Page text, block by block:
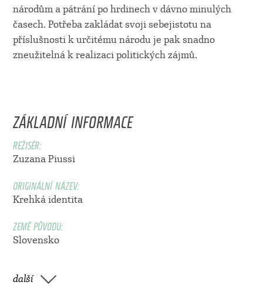
národům a pátrání po hrdinech v dávno minulých
časech. Potřeba zakládat svoji sebejistotu na
příslušnosti k určitému národu je pak snadno
zneužitelná k realizaci politických zájmů.
ZÁKLADNÍ INFORMACE
REŽISÉR:
Zuzana Piussi
ORIGINÁLNÍ NÁZEV:
Krehká identita
ZEMĚ PŮVODU:
Slovensko
další